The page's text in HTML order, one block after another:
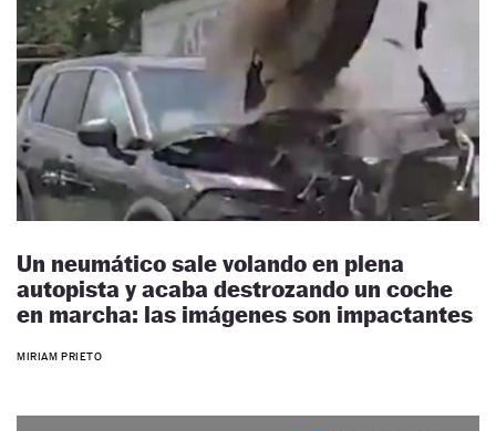
Un neumático sale volando en plena
autopista y acaba destrozando un coche
en marcha: las imágenes son impactantes
MIRIAM PRIETO